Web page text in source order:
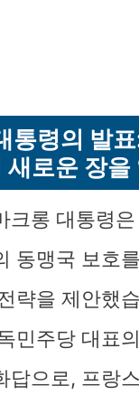
통령의 발
새로운 장을
크롱 대통령
동맹국 보호
략을 제안했
민주당 대표
답으로, 프랑